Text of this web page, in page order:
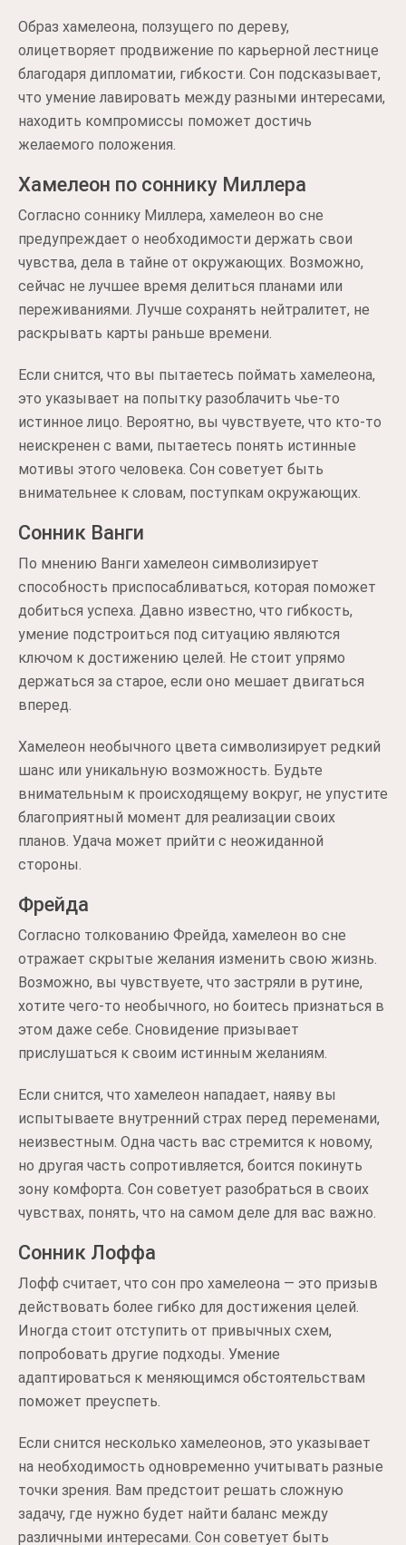
Образ хамелеона, ползущего по дереву,
олицетворяет продвижение по карьерной лестнице
благодаря дипломатии, гибкости. Сон подсказывает,
что умение лавировать между разными интересами,
находить компромиссы поможет достичь
желаемого положения.
Хамелеон по соннику Миллера
Согласно соннику Миллера, хамелеон во сне
предупреждает о необходимости держать свои
чувства, дела в тайне от окружающих. Возможно,
сейчас не лучшее время делиться планами или
переживаниями. Лучше сохранять нейтралитет, не
раскрывать карты раньше времени.
Если снится, что вы пытаетесь поймать хамелеона,
это указывает на попытку разоблачить чье-то
истинное лицо. Вероятно, вы чувствуете, что кто-то
неискренен с вами, пытаетесь понять истинные
мотивы этого человека. Сон советует быть
внимательнее к словам, поступкам окружающих.
Сонник Ванги
По мнению Ванги хамелеон символизирует
способность приспосабливаться, которая поможет
добиться успеха. Давно известно, что гибкость,
умение подстроиться под ситуацию являются
ключом к достижению целей. Не стоит упрямо
держаться за старое, если оно мешает двигаться
вперед.
Хамелеон необычного цвета символизирует редкий
шанс или уникальную возможность. Будьте
внимательным к происходящему вокруг, не упустите
благоприятный момент для реализации своих
планов. Удача может прийти с неожиданной
стороны.
Фрейда
Согласно толкованию Фрейда, хамелеон во сне
отражает скрытые желания изменить свою жизнь.
Возможно, вы чувствуете, что застряли в рутине,
хотите чего-то необычного, но боитесь признаться в
этом даже себе. Сновидение призывает
прислушаться к своим истинным желаниям.
Если снится, что хамелеон нападает, наяву вы
испытываете внутренний страх перед переменами,
неизвестным. Одна часть вас стремится к новому,
но другая часть сопротивляется, боится покинуть
зону комфорта. Сон советует разобраться в своих
чувствах, понять, что на самом деле для вас важно.
Сонник Лоффа
Лофф считает, что сон про хамелеона — это призыв
действовать более гибко для достижения целей.
Иногда стоит отступить от привычных схем,
попробовать другие подходы. Умение
адаптироваться к меняющимся обстоятельствам
поможет преуспеть.
Если снится несколько хамелеонов, это указывает
на необходимость одновременно учитывать разные
точки зрения. Вам предстоит решать сложную
задачу, где нужно будет найти баланс между
различными интересами. Сон советует быть